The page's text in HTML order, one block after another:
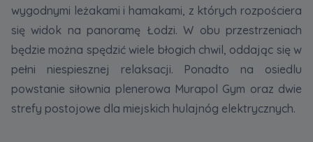
wygodnymi leżakami i hamakami, z których rozpościera
się widok na panoramę Łodzi. W obu przestrzeniach
będzie można spędzić wiele błogich chwil, oddając się w
pełni niespiesznej relaksacji. Ponadto na osiedlu
powstanie siłownia plenerowa Murapol Gym oraz dwie
strefy postojowe dla miejskich hulajnóg elektrycznych.